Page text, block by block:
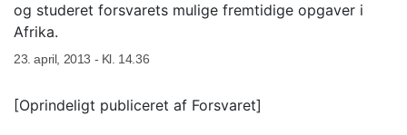
og studeret forsvarets mulige fremtidige opgaver i
Afrika.
23. april, 2013 - Kl. 14.36
[Oprindeligt publiceret af Forsvaret]